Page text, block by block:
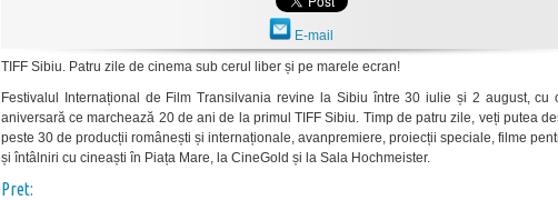
E-mail
TIFF Sibiu. Patru zile de cinema sub cerul liber și pe marele ecran!
Festivalul Internațional de Film Transilvania revine la Sibiu între 30 iulie și 2 august, cu
aniversară ce marchează 20 de ani de la primul TIFF Sibiu. Timp de patru zile, veți putea
peste 30 de producții românești și internaționale, avanpremiere, proiecții speciale, filme
și întâlniri cu cineaști în Piața Mare, la CineGold și la Sala Hochmeister.
Pret: